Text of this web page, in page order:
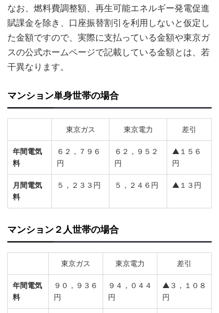
なお、燃料費調整額、再生可能エネルギー発電促進
賦課金を除き、口座振替割引を利用しないと仮定し
た金額ですので、実際に支払っている金額や東京ガ
スの公式ホームページで記載している金額とは、若
干異なります。
マンション単身世帯の場合
東京ガス 東京電力 差引
年間電気
料
６２，７９６
円
６２，９５２
円
▲１５６
円
月間電気
料
５，２３３円 ５，２４６円 ▲１３円
マンション２人世帯の場合
東京ガス 東京電力 差引
年間電気
料
９０，９３６
円
９４，０４４
円
▲３，１０８
円